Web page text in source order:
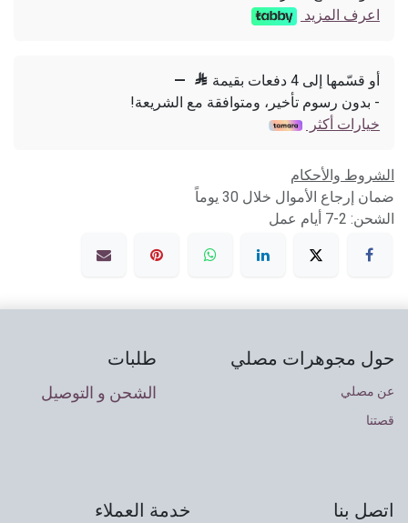
اعرف المزيد
أو قسّمها إلى 4 دفعات بقيمة 
—
- بدون رسوم تأخير، ومتوافقة مع الشريعة!
خيارات أكثر
الشروط والأحكام
ضمان إرجاع الأموال خلال 30 يوماً
الشحن: 2-7 أيام عمل
حول مجوهرات مصلي
عن مصلي
قصتنا
طلبات
الشحن و التوصيل
اتصل بنا خدمة العملاء